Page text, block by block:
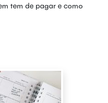
tem de pagar e como